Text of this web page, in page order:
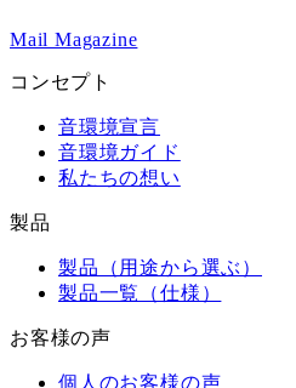
Mail Magazine
コンセプト
音環境宣言
音環境ガイド
私たちの想い
製品
製品（用途から選ぶ）
製品一覧（仕様）
お客様の声
個人のお客様の声